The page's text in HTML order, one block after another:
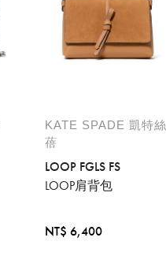
KATE SPADE 凱特絲
蓓
LOOP FGLS FS
LOOP肩背包
NT$ 6,400